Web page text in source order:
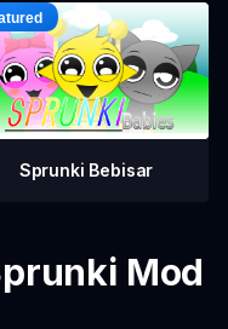
Sprunki Bebisar
Mod